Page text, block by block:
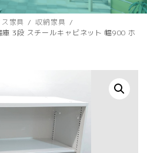
家具
収納家具
3段 スチールキャビネット 幅900 ホ